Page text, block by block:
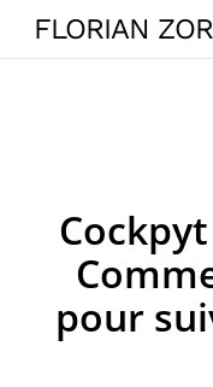
SkipFLORIAN
Cockpyt
pour